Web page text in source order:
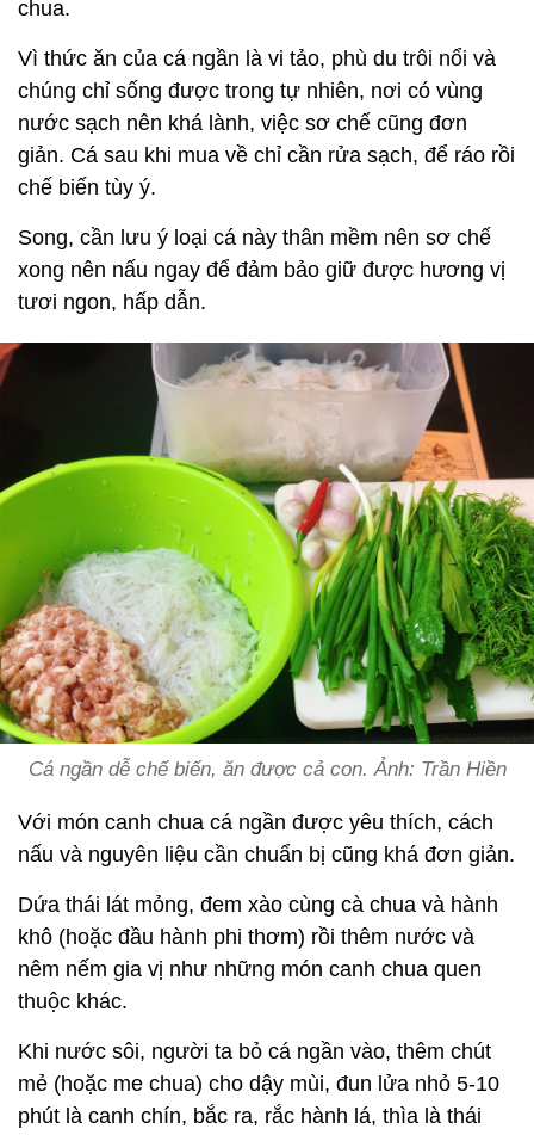
chua.
Vì thức ăn của cá ngần là vi tảo, phù du trôi nổi và
chúng chỉ sống được trong tự nhiên, nơi có vùng
nước sạch nên khá lành, việc sơ chế cũng đơn
giản. Cá sau khi mua về chỉ cần rửa sạch, để ráo rồi
chế biến tùy ý.
Song, cần lưu ý loại cá này thân mềm nên sơ chế
xong nên nấu ngay để đảm bảo giữ được hương vị
tươi ngon, hấp dẫn.
Cá ngần dễ chế biến, ăn được cả con. Ảnh: Trần Hiền
Với món canh chua cá ngần được yêu thích, cách
nấu và nguyên liệu cần chuẩn bị cũng khá đơn giản.
Dứa thái lát mỏng, đem xào cùng cà chua và hành
khô (hoặc đầu hành phi thơm) rồi thêm nước và
nêm nếm gia vị như những món canh chua quen
thuộc khác.
Khi nước sôi, người ta bỏ cá ngần vào, thêm chút
mẻ (hoặc me chua) cho dậy mùi, đun lửa nhỏ 5-10
phút là canh chín, bắc ra, rắc hành lá, thìa là thái